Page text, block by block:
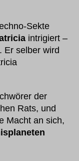
Sekte
intrigiert –
Er selber wird
der
Rats, und
Macht an sich,